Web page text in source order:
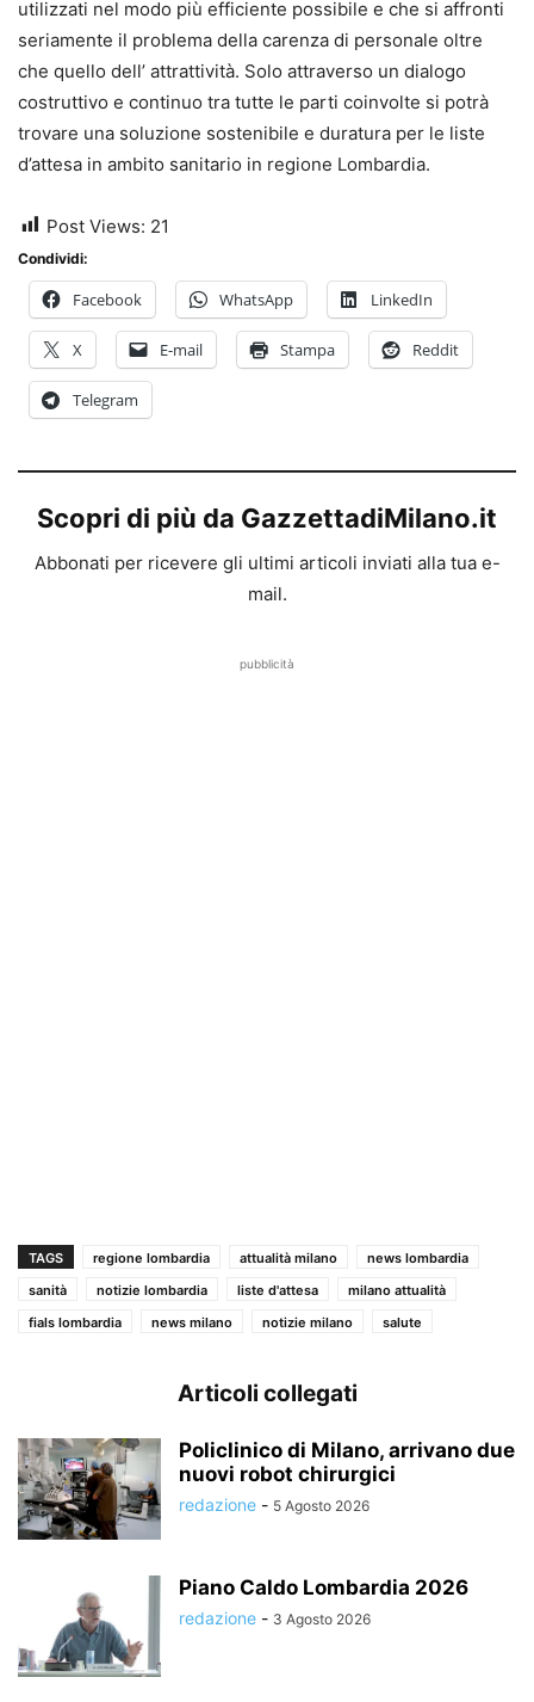
utilizzati nel modo più efficiente possibile e che si affronti
seriamente il problema della carenza di personale oltre
che quello dell’ attrattività. Solo attraverso un dialogo
costruttivo e continuo tra tutte le parti coinvolte si potrà
trovare una soluzione sostenibile e duratura per le liste
d’attesa in ambito sanitario in regione Lombardia.
Post Views: 21
Condividi:
Facebook WhatsApp LinkedIn
X E-mail Stampa Reddit
Telegram
Scopri di più da GazzettadiMilano.it
Abbonati per ricevere gli ultimi articoli inviati alla tua e-
mail.
pubblicità
TAGS regione lombardia attualità milano
news lombardia
sanità
notizie lombardia liste d'attesa
milano attualità
fials lombardia
news milano notizie milano salute
Articoli collegati
Policlinico di Milano, arrivano due
nuovi robot chirurgici
redazione - 5 Agosto 2026
Piano Caldo Lombardia 2026
redazione - 3 Agosto 2026